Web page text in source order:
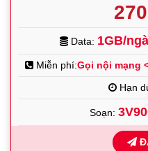
Data: 1GB/
Miễn phí:Gọi nội mạng
Hạn
Soạn: